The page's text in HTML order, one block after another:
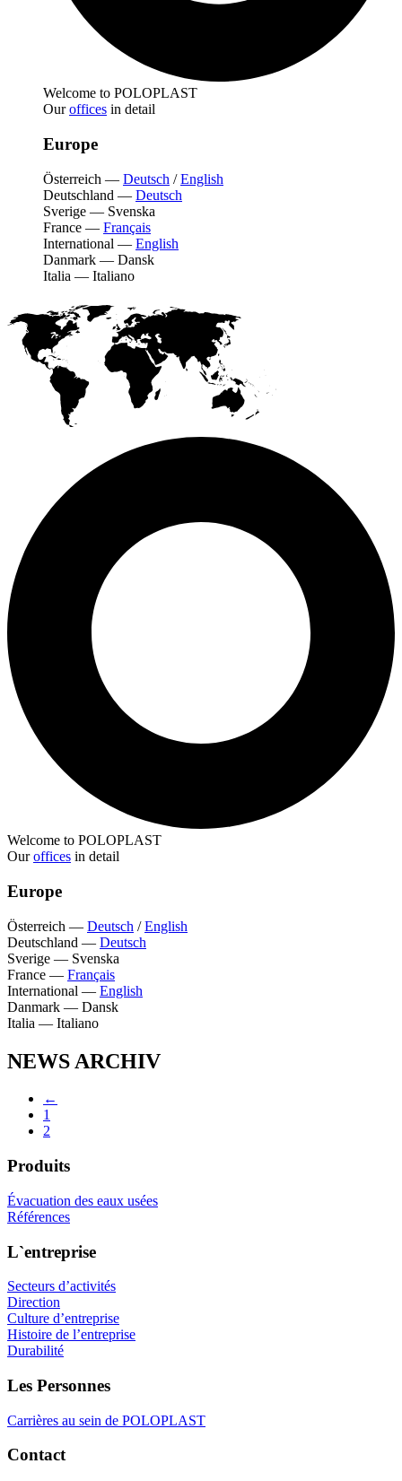
Welcome to POLOPLAST
Ouroffices in detail
Europe
Österreich — Deutsch /English
Deutschland — Deutsch
Sverige — Svenska
France — Français
International — English
Danmark — Dansk
Italia — Italiano
Welcome to POLOPLAST
Ouroffices in detail
Europe
Österreich — Deutsch /English
Deutschland — Deutsch
Sverige — Svenska
France — Français
International — English
Danmark — Dansk
Italia — Italiano
NEWS ARCHIV
←
1
2
Produits
Évacuation des eaux usées
Références
L`entreprise
Secteurs d’activités
Direction
Culture d’entreprise
Histoire de l’entreprise
Durabilité
Les Personnes
Carrières au sein de POLOPLAST
Contact